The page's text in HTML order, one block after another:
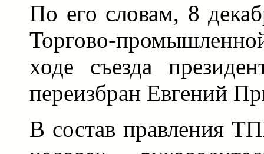
По его словам, 8
Торгово-
ходе съезда
переизбран Евгений
В состав правления